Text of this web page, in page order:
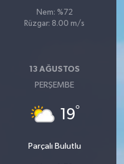
Nem: %72
Rüzgar: 8.00 m/s
13 AĞUSTOS
PERŞEMBE
19°
Parçalı Bulutlu